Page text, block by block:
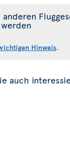
anderen
Hinweis.
auch